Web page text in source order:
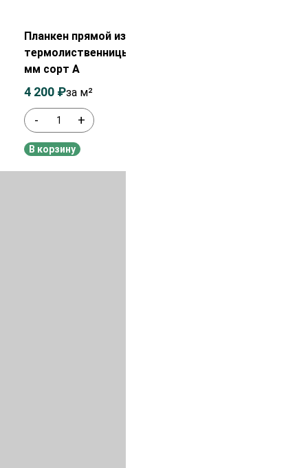
Планкен прямой из
термолиственницы 20х120х2000
мм сорт А
- +
4 200 ₽за м²
В корзину